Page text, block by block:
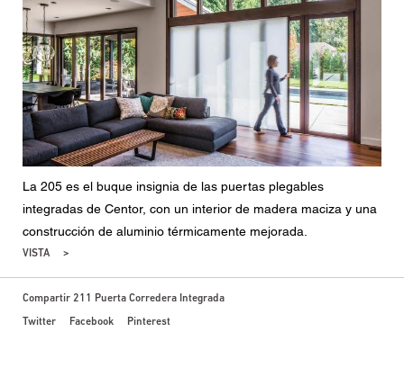
La 205 es el buque insignia de las puertas plegables
integradas de Centor, con un interior de madera maciza y una
construcción de aluminio térmicamente mejorada.
VISTA
Compartir 211 Puerta Corredera Integrada
Twitter
Facebook Pinterest